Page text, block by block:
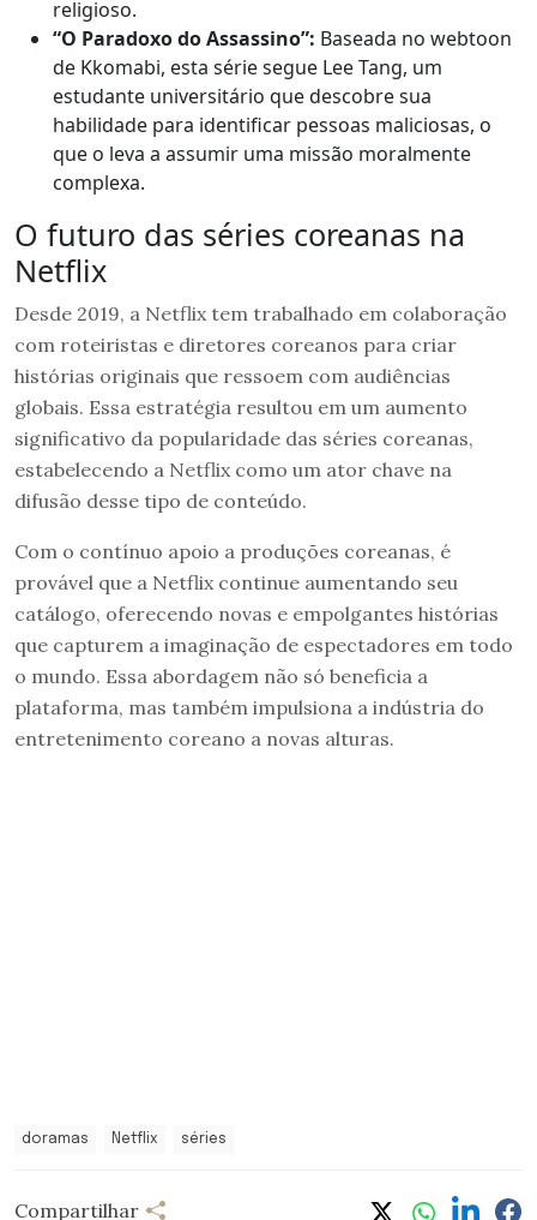
religioso.
“O Paradoxo do Assassino”: Baseada no webtoon
de Kkomabi, esta série segue Lee Tang, um
estudante universitário que descobre sua
habilidade para identificar pessoas maliciosas, o
que o leva a assumir uma missão moralmente
complexa.
O futuro das séries coreanas na
Netflix
Desde 2019, a Netflix tem trabalhado em colaboração
com roteiristas e diretores coreanos para criar
histórias originais que ressoem com audiências
globais. Essa estratégia resultou em um aumento
significativo da popularidade das séries coreanas,
estabelecendo a Netflix como um ator chave na
difusão desse tipo de conteúdo.
Com o contínuo apoio a produções coreanas, é
provável que a Netflix continue aumentando seu
catálogo, oferecendo novas e empolgantes histórias
que capturem a imaginação de espectadores em todo
o mundo. Essa abordagem não só beneficia a
plataforma, mas também impulsiona a indústria do
entretenimento coreano a novas alturas.
doramas Netflix séries
Compartilhar